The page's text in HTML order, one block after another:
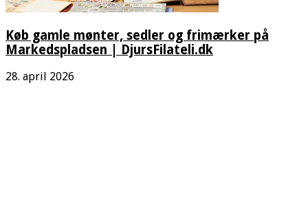
Køb gamle mønter, sedler og frimærker på
Markedspladsen | DjursFilateli.dk
28. april 2026